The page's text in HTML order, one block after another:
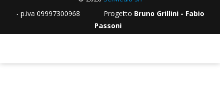
- p.iva 09997300968 Progetto Bruno Grillini - Fabio
Passoni